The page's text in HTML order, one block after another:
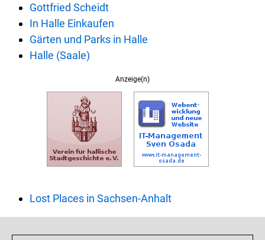
Gottfried Scheidt
In Halle Einkaufen
Gärten und Parks in Halle
Halle (Saale)
Anzeige(n)
Lost Places in Sachsen-Anhalt